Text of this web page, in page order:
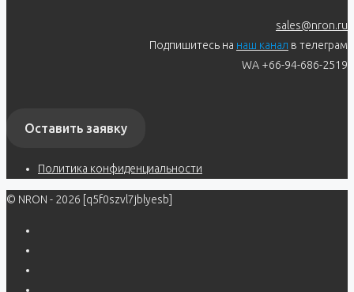
sales@nron.ru
Подпишитесь на наш канал в телеграм
WA +66-94-686-2519
Оставить заявку
Политика конфиденциальности
© NRON - 2026 [q5f0szvl7jblyesb]